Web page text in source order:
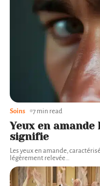
Yeux en amande
signifie
Les yeux en amande,
légèrement relevée
Soins 7 min read